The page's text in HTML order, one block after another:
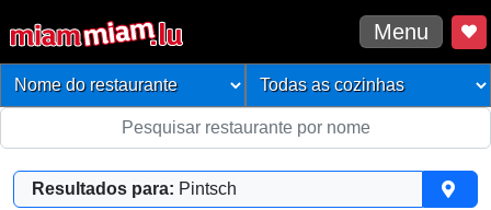
Menu
Resultados para: Pintsch